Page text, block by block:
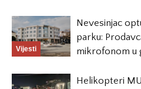
Vijesti
Nevesinjac
parku:
mikrofonom u
Helikopteri